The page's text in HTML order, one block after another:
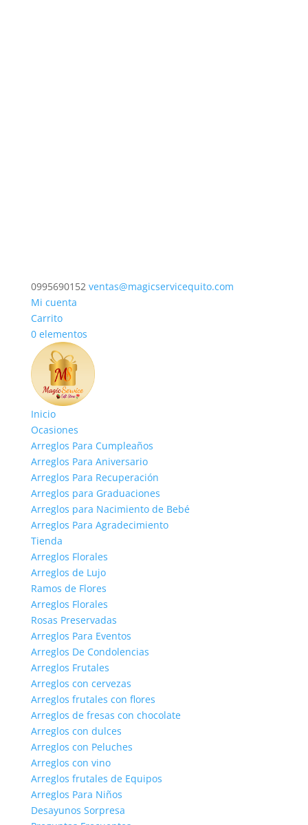
0995690152 ventas@magicservicequito.com
Mi cuenta
Carrito
0 elementos
Inicio
Ocasiones
Arreglos Para Cumpleaños
Arreglos Para Aniversario
Arreglos Para Recuperación
Arreglos para Graduaciones
Arreglos para Nacimiento de Bebé
Arreglos Para Agradecimiento
Tienda
Arreglos Florales
Arreglos de Lujo
Ramos de Flores
Arreglos Florales
Rosas Preservadas
Arreglos Para Eventos
Arreglos De Condolencias
Arreglos Frutales
Arreglos con cervezas
Arreglos frutales con flores
Arreglos de fresas con chocolate
Arreglos con dulces
Arreglos con Peluches
Arreglos con vino
Arreglos frutales de Equipos
Arreglos Para Niños
Desayunos Sorpresa